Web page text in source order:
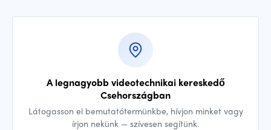
A legnagyobb videotechnikai kereskedő
Csehországban
Látogasson el bemutatótermünkbe, hívjon minket vagy
írjon nekünk — szívesen segítünk.